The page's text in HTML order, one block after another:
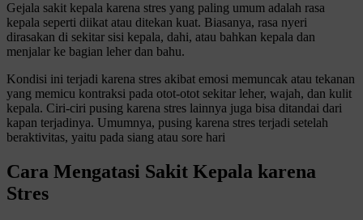
Gejala sakit kepala karena stres yang paling umum adalah rasa
kepala seperti diikat atau ditekan kuat. Biasanya, rasa nyeri
dirasakan di sekitar sisi kepala, dahi, atau bahkan kepala dan
menjalar ke bagian leher dan bahu.
Kondisi ini terjadi karena stres akibat emosi memuncak atau tekanan
yang memicu kontraksi pada otot-otot sekitar leher, wajah, dan kulit
kepala. Ciri-ciri pusing karena stres lainnya juga bisa ditandai dari
kapan terjadinya. Umumnya, pusing karena stres terjadi setelah
beraktivitas, yaitu pada siang atau sore hari
Cara Mengatasi Sakit Kepala karena
Stres